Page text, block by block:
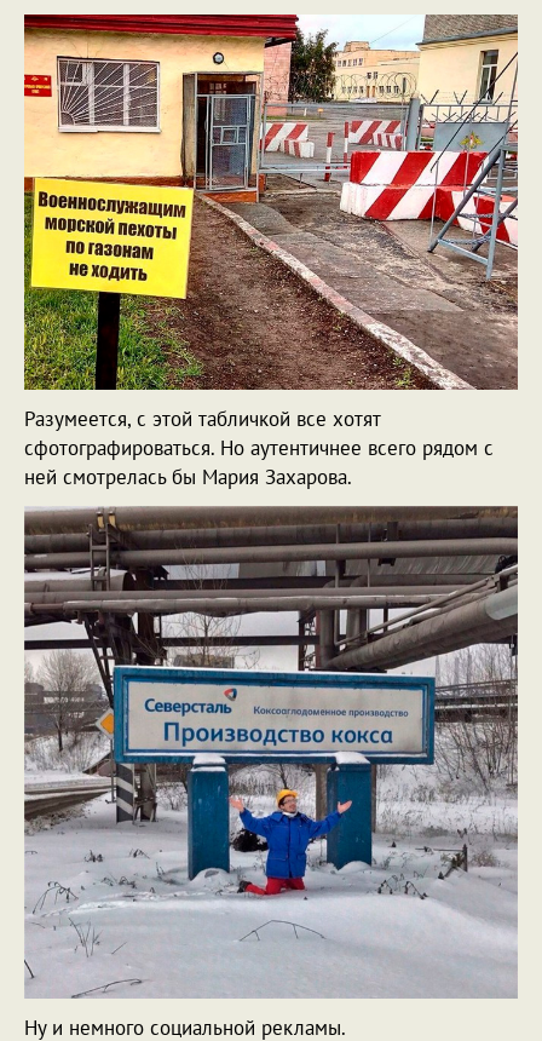
Разумеется, с этой табличкой все хотят
сфотографироваться. Но аутентичнее всего рядом с
ней смотрелась бы Мария Захарова.
Ну и немного социальной рекламы.